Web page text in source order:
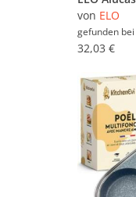
von ELO
gefunden bei
32,03 €